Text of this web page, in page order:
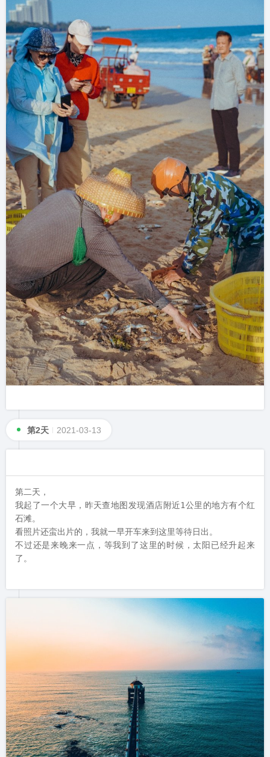
第2天 2021-03-13
第二天，
我起了一个大早，昨天查地图发现酒店附近1公里的地方有个红
石滩。
看照片还蛮出片的，我就一早开车来到这里等待日出。
不过还是来晚来一点，等我到了这里的时候，太阳已经升起来
了。